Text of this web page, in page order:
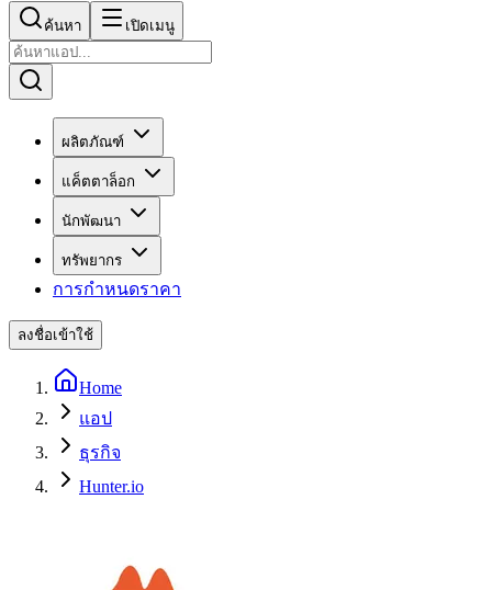
ค้นหา เปิดเมนู
ผลิตภัณฑ์
แค็ตตาล็อก
นักพัฒนา
ทรัพยากร
การกำหนดราคา
ลงชื่อเข้าใช้
Home
แอป
ธุรกิจ
Hunter.io